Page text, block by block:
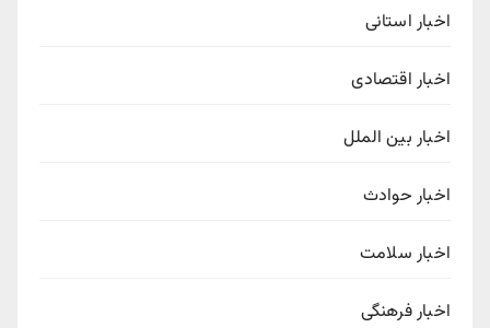
اخبار استانی
اخبار اقتصادی
اخبار بین الملل
اخبار حوادث
اخبار سلامت
اخبار فرهنگی